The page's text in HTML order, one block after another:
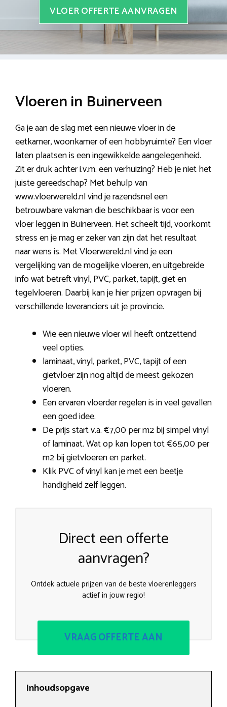
VLOER OFFERTE AANVRAGEN
Vloeren in Buinerveen
Ga je aan de slag met een nieuwe vloer in de
eetkamer, woonkamer of een hobbyruimte? Een vloer
laten plaatsen is een ingewikkelde aangelegenheid.
Zit er druk achter i.v.m. een verhuizing? Heb je niet het
juiste gereedschap? Met behulp van
www.vloerwereld.nl vind je razendsnel een
betrouwbare vakman die beschikbaar is voor een
vloer leggen in Buinerveen. Het scheelt tijd, voorkomt
stress en je mag er zeker van zijn dat het resultaat
naar wens is. Met Vloerwereld.nl vind je een
vergelijking van de mogelijke vloeren, en uitgebreide
info wat betreft vinyl, PVC, parket, tapijt, giet en
tegelvloeren. Daarbij kan je hier prijzen opvragen bij
verschillende leveranciers uit je provincie.
Wie een nieuwe vloer wil heeft ontzettend
veel opties.
laminaat, vinyl, parket, PVC, tapijt of een
gietvloer zijn nog altijd de meest gekozen
vloeren.
Een ervaren vloerder regelen is in veel gevallen
een goed idee.
De prijs start v.a. €7,00 per m2 bij simpel vinyl
of laminaat. Wat op kan lopen tot €65,00 per
m2 bij gietvloeren en parket.
Klik PVC of vinyl kan je met een beetje
handigheid zelf leggen.
Direct een offerte
aanvragen?
Ontdek actuele prijzen van de beste vloerenleggers
actief in jouw regio!
VRAAG OFFERTE AAN
Inhoudsopgave